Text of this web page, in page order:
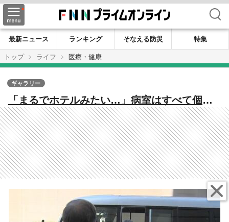
検索
最新ニュース ランキング そなえる防災
特集
トップ
ライフ 医療・健康
「まるでホテルみたい…」病室はすべて個
室 生まれ変わった仙台厚生病院 入院患者
117人の引っ越しの舞台裏に密着
ギャラリー